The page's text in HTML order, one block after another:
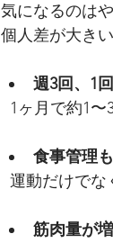
気になるのは
個人差が大き
週3回、1
1ヶ月で約1
食事管理
運動だけで
筋肉量が